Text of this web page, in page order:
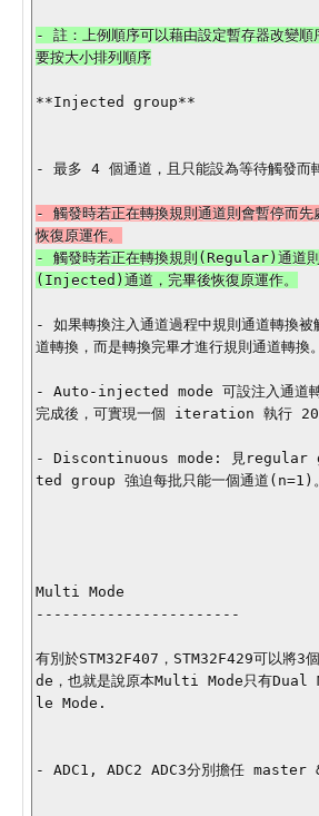
- 註：上例順序可以藉由設定暫存器改變
要按大小排列順序
**Injected group**
- 最多 4 個通道，且只能設為等待觸發而
- 觸發時若正在轉換規則通道則會暫停而先
- 觸發時若正在轉換規則(Regular)通道則